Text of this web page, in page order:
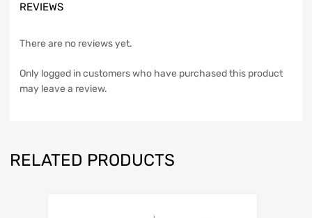
REVIEWS
There are no reviews yet.
Only logged in customers who have purchased this product
may leave a review.
RELATED PRODUCTS